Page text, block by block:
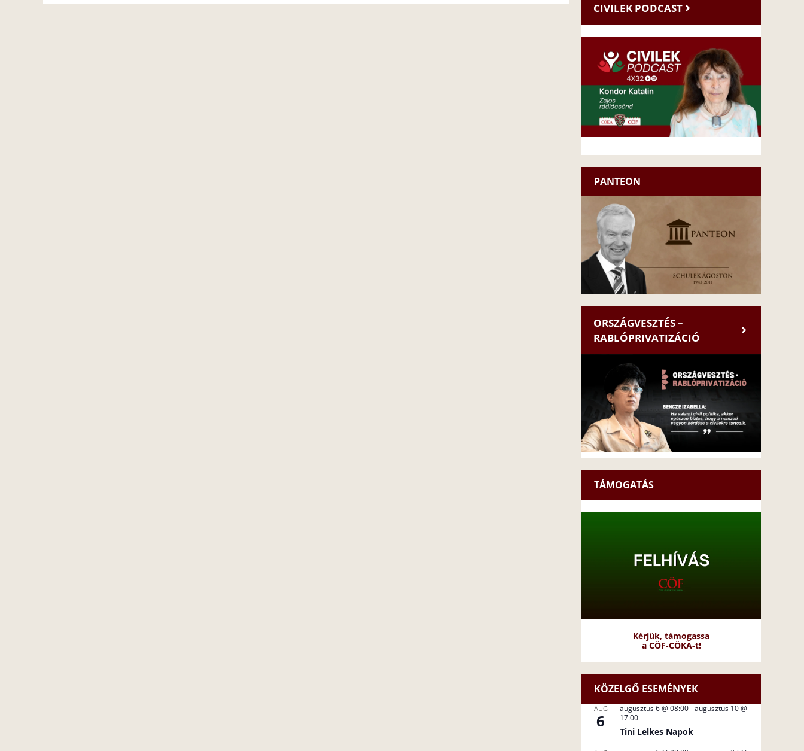
CIVILEK PODCAST
PANTEON
ORSZÁGVESZTÉS –
RABLÓPRIVATIZÁCIÓ
TÁMOGATÁS
Kérjük, támogassa
a CÖF-CÖKA-t!
KÖZELGŐ ESEMÉNYEK
AUG
6
augusztus 6 @ 08:00-augusztus 10 @
17:00
Tini Lelkes Napok